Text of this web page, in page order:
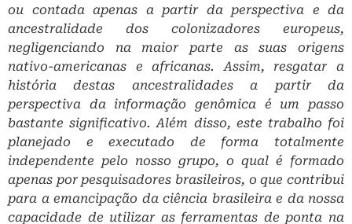
ou contada apenas a partir da perspectiva e da
ancestralidade dos colonizadores europeus,
negligenciando na maior parte as suas origens
nativo-americanas e africanas. Assim, resgatar a
história destas ancestralidades a partir da
perspectiva da informação genômica é um passo
bastante significativo. Além disso, este trabalho foi
planejado e executado de forma totalmente
independente pelo nosso grupo, o qual é formado
apenas por pesquisadores brasileiros, o que contribui
para a emancipação da ciência brasileira e da nossa
capacidade de utilizar as ferramentas de ponta na